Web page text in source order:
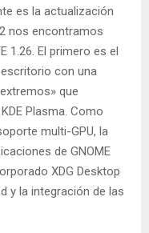
es la actualización
nos encontramos
1.26. El primero es el
con una
que
Plasma. Como
multi-GPU, la
de GNOME
XDG Desktop
y la integración de las